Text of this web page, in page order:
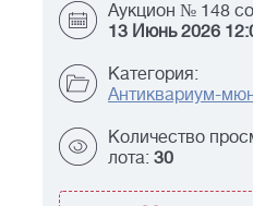
Аукцион № 148
13 Июнь 2026
Категория:
Антиквариум-
Количество
лота: 30